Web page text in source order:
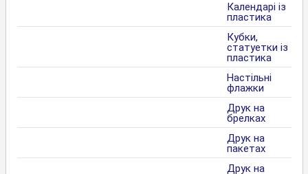
Календарі із
пластика
Кубки,
статуетки із
пластика
Настільні
флажки
Друк на
брелках
Друк на
пакетах
Друк на